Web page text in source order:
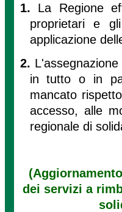
1. La Regione
proprietari e
applicazione
2.
in tutto o in
mancato
accesso, alle
regionale di
dei servizi a